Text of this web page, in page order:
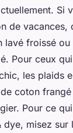
Si
de vacances,
lavé froissé ou
Pour ceux
les plaids
coton
Pour ce
misez sur